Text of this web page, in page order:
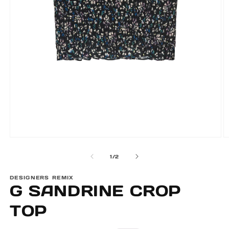
modalfönster
1/av
2
DESIGNERS REMIX
G SANDRINE CROP
TOP